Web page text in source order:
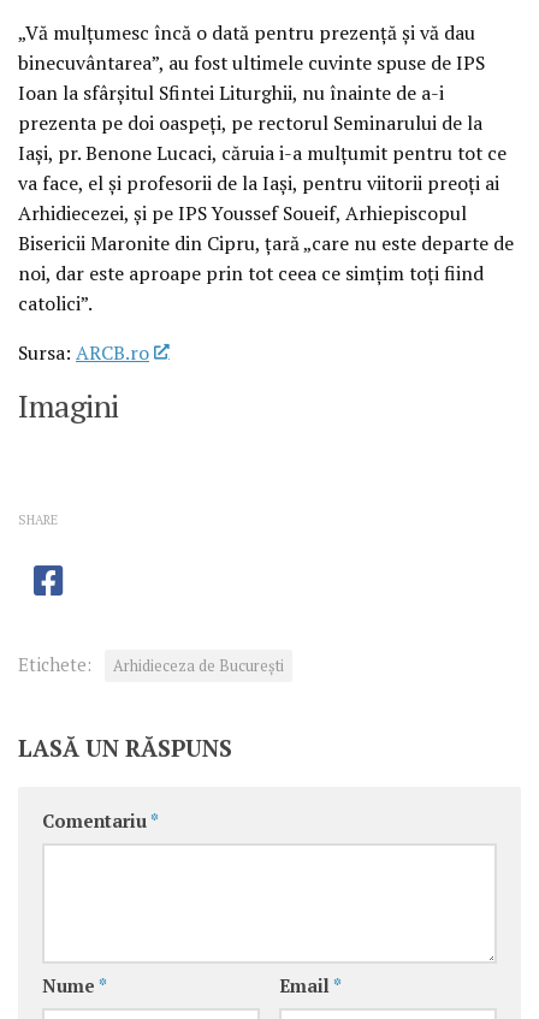
„Vă mulţumesc încă o dată pentru prezenţă şi vă dau
binecuvântarea”, au fost ultimele cuvinte spuse de IPS
Ioan la sfârşitul Sfintei Liturghii, nu înainte de a-i
prezenta pe doi oaspeţi, pe rectorul Seminarului de la
Iaşi, pr. Benone Lucaci, căruia i-a mulţumit pentru tot ce
va face, el şi profesorii de la Iaşi, pentru viitorii preoţi ai
Arhidiecezei, şi pe IPS Youssef Soueif, Arhiepiscopul
Bisericii Maronite din Cipru, ţară „care nu este departe de
noi, dar este aproape prin tot ceea ce simţim toţi fiind
catolici”.
Sursa: ARCB.ro
Imagini
SHARE
Etichete: Arhidieceza de București
LASĂ UN RĂSPUNS
Comentariu *
Nume * Email *